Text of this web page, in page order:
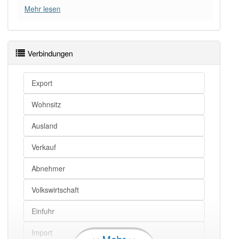
Mehr lesen
Verbindungen
Export
Wohnsitz
Ausland
Verkauf
Abnehmer
Volkswirtschaft
Einfuhr
Import